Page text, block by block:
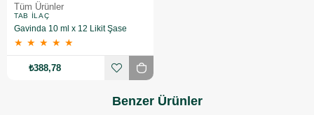
Tüm Ürünler
TAB İLAÇ
Gavinda 10 ml x 12 Likit Şase
★ ★ ★ ★ ★
₺388,78
Benzer Ürünler